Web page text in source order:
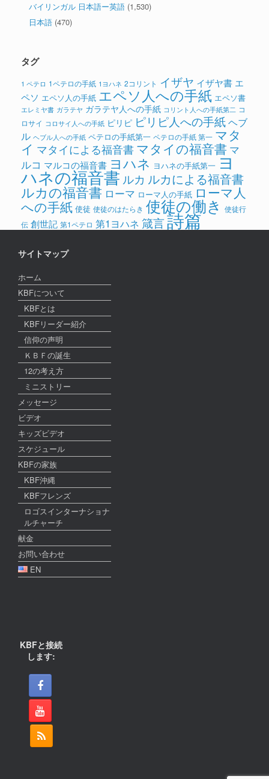
バイリンガル 日本語ー英語 (1,530)
日本語 (470)
タグ
1 ペテロ 1ペテロの手紙 1ヨハネ 2コリント イザヤ イザヤ書 エ
ペソ エペソ人の手紙 エペソ人への手紙 エペソ書
エレミヤ書 ガラテヤ ガラテヤ人への手紙 コリント人への手紙第二 コ
ロサイ コロサイ人への手紙 ピリピ ピリピ人への手紙ヘブ
ル ヘブル人への手紙 ペテロの手紙第一 ペテロの手紙 第一 マタ
イ マタイによる福音書 マタイの福音書 マ
ルコ マルコの福音書 ヨハネ ヨハネの手紙第一 ヨ
ハネの福音書 ルカ ルカによる福音書
ルカの福音書 ローマ ローマ人の手紙 ローマ人
への手紙 使徒 使徒のはたらき 使徒の働き 使徒行
伝 創世記 第1ペテロ 第1ヨハネ 箴言詩篇
サイトマップ
ホーム
KBFについて
KBFとは
KBFリーダー紹介
信仰の声明
ＫＢＦの誕生
12の考え方
ミニストリー
メッセージ
ビデオ
キッズビデオ
スケジュール
KBFの家族
KBF沖縄
KBFフレンズ
ロゴスインターナショナ
ルチャーチ
献金
お問い合わせ
EN
KBFと接続
します: